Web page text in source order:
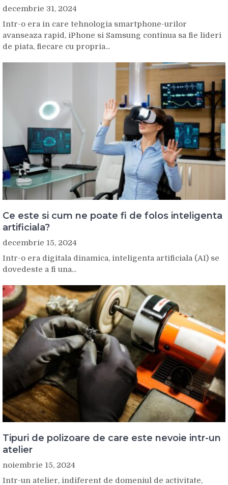
decembrie 31, 2024
Intr-o era in care tehnologia smartphone-urilor
avanseaza rapid, iPhone si Samsung continua sa fie lideri
de piata, fiecare cu propria...
Ce este si cum ne poate fi de folos inteligenta
artificiala?
decembrie 15, 2024
Intr-o era digitala dinamica, inteligenta artificiala (AI) se
dovedeste a fi una...
Tipuri de polizoare de care este nevoie intr-un
atelier
noiembrie 15, 2024
Intr-un atelier, indiferent de domeniul de activitate,